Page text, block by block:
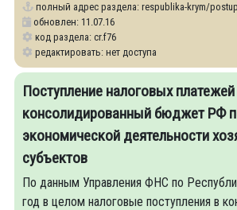
полный адрес раздела: respublika-krym/
обновлен: 11.07.16
код раздела: cr.f76
редактировать: нет доступа
Поступление налоговых
консолидированный бюджет РФ
экономической деятельности
субъектов
По данным Управления ФНС по
год в целом налоговые поступления в